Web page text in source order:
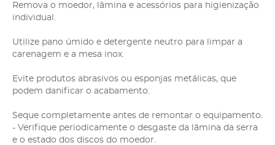
Remova o moedor, lâmina e acessórios para higienização
individual.
Utilize pano úmido e detergente neutro para limpar a
carenagem e a mesa inox.
Evite produtos abrasivos ou esponjas metálicas, que
podem danificar o acabamento.
Seque completamente antes de remontar o equipamento.
- Verifique periodicamente o desgaste da lâmina da serra
e o estado dos discos do moedor.